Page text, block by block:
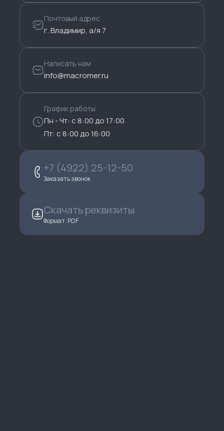
Почтовый адрес
г. Владимир, а/я 7
Написать нам
info@macromer.ru
График работы
Пн - Чт: с 8:00 до 17:00
Пт: с 8:00 до 16:00
+7 (4922) 25-12-50
Заказать звонок
Скачать реквизиты
Формат: PDF